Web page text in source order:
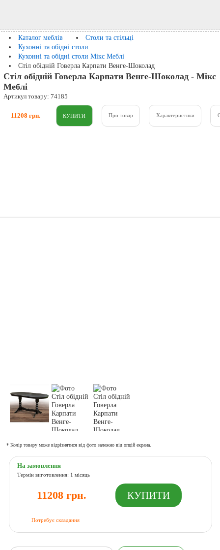
Каталог меблів
Столи та стільці
Кухонні та обідні столи
Кухонні та обідні столи Мікс Меблі
Стіл обідній Говерла Карпати Венге-Шоколад
Стіл обідній Говерла Карпати Венге-Шоколад - Мікс
Меблі
Артикул товару: 74185
11208 грн. Про товар Характеристики
* Колір товару може відрізнятися від фото залежно від опцій екрана.
На замовлення
Термін виготовлення: 1 місяць
11208 грн.
Потребує складання